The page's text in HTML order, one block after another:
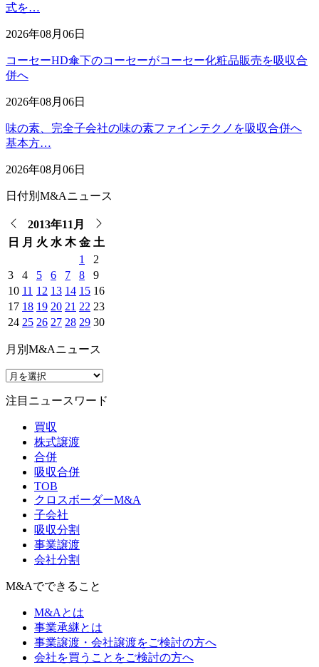
式を…
2026年08月06日
コーセーHD傘下のコーセーがコーセー化粧品販売を吸収合
併へ
2026年08月06日
味の素、完全子会社の味の素ファインテクノを吸収合併へ
基本方…
2026年08月06日
日付別M&Aニュース
2013年11月
日
月 火 水 木 金 土
1
2
3
4 5 6 7 8
9
10 11 12 13 14 15 16
17 18 19 20 21 22 23
24 25 26 27 28 29 30
月別M&Aニュース
注目ニュースワード
買収
株式譲渡
合併
吸収合併
TOB
クロスボーダーM&A
子会社
吸収分割
事業譲渡
会社分割
M&Aでできること
M&Aとは
事業承継とは
事業譲渡・会社譲渡をご検討の方へ
会社を買うことをご検討の方へ